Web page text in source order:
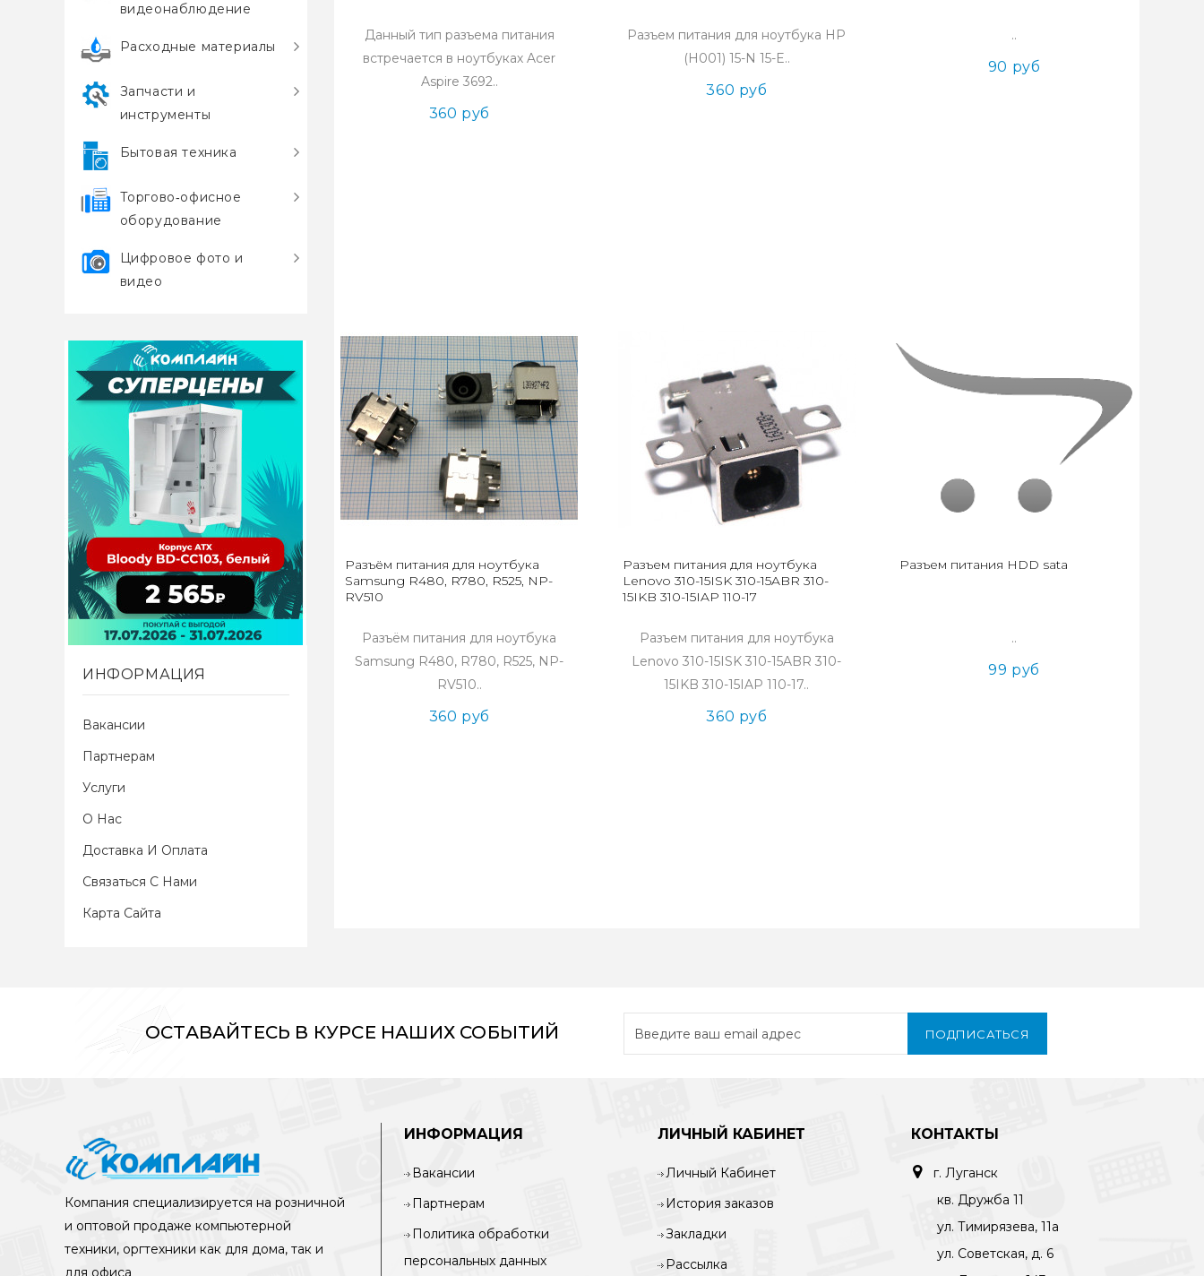
видеонаблюдение
Расходные материалы
Запчасти и
инструменты
Бытовая техника
Торгово‑офисное
оборудование
Цифровое фото и
видео
ИНФОРМАЦИЯ
Вакансии
Партнерам
Услуги
О Нас
Доставка И Оплата
Связаться С Нами
Карта Сайта
Данный тип разъема питания
встречается в ноутбуках Acer
Aspire 3692..
360 руб
Разъем питания для ноутбука HP
(H001) 15-N 15-E..
360 руб
..
90 руб
Разъём питания для ноутбука
Samsung R480, R780, R525, NP-
RV510
Разъём питания для ноутбука
Samsung R480, R780, R525, NP-
RV510..
360 руб
Разъем питания для ноутбука
Lenovo 310-15ISK 310-15ABR 310-
15IKB 310-15IAP 110-17
Разъем питания для ноутбука
Lenovo 310-15ISK 310-15ABR 310-
15IKB 310-15IAP 110-17..
360 руб
Разъем питания HDD sata
..
99 руб
ОСТАВАЙТЕСЬ В КУРСЕ НАШИХ СОБЫТИЙ ПОДПИСАТЬСЯ
Компания специализируется на розничной
и оптовой продаже компьютерной
техники, оргтехники как для дома, так и
для офиса
ИНФОРМАЦИЯ
Вакансии
Партнерам
Политика обработки
персональных данных
ЛИЧНЫЙ КАБИНЕТ
Личный Кабинет
История заказов
Закладки
Рассылка
КОНТАКТЫ
г. Луганск
кв. Дружба 11
ул. Тимирязева, 11а
ул. Советская, д. 6